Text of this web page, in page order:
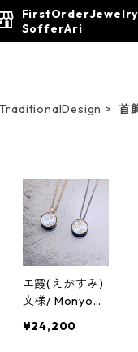
FirstOrderJewelry
SofferAri
TraditionalDesign 首
エ霞(えがすみ)
文様/ Monyo
endant 首飾り
¥24,200